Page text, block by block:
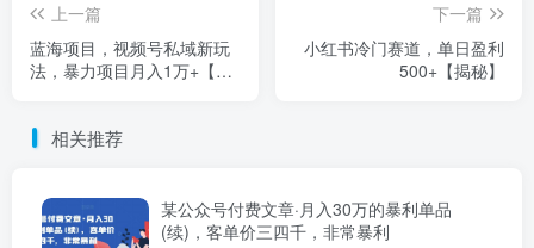
上一篇
蓝海项目，视频号私域新玩
法，暴力项目月入1万+【揭
下一篇
小红书冷门赛道，单日盈利
500+【揭秘】
相关推荐
某公众号付费文章·月入30万的暴利单品
(续)，客单价三四千，非常暴利